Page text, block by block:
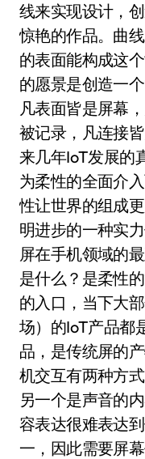
线来实现设计，
惊艳的作品。曲
的表面能构成这
的愿景是创造一
凡表面皆是屏幕
被记录，凡连接
来几年IoT发展的
为柔性的全面介
性让世界的组成
明进步的一种实
屏在手机领域的
是什么？是柔性
的入口，当下大
场）的IoT产品都
品，是传统屏的
机交互有两种方
另一个是声音的
容表达很难表达
一，因此需要屏